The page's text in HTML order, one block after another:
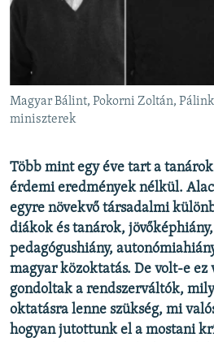
EURÓPAI UNIÓ
KLÍMAVÁLTOZÁS
A MÚLT TANULSÁGAI
Valamennyi RFE/RL weboldal
Magyar Bálint, Pokorni Zoltán,
miniszterek
Több mint egy éve tart a
érdemi eredmények nélkül.
egyre növekvő társadalmi
diákok és tanárok,
pedagógushiány,
magyar közoktatás. De volt-e
gondoltak a rendszerváltók,
oktatásra lenne szükség, mi
hogyan jutottunk el a mostani